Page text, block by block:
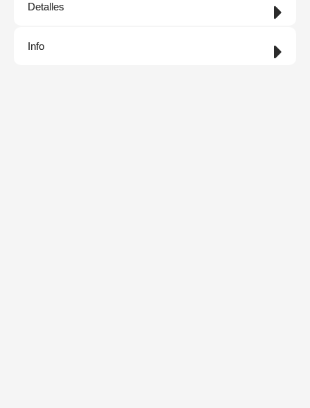
Detalles
Info